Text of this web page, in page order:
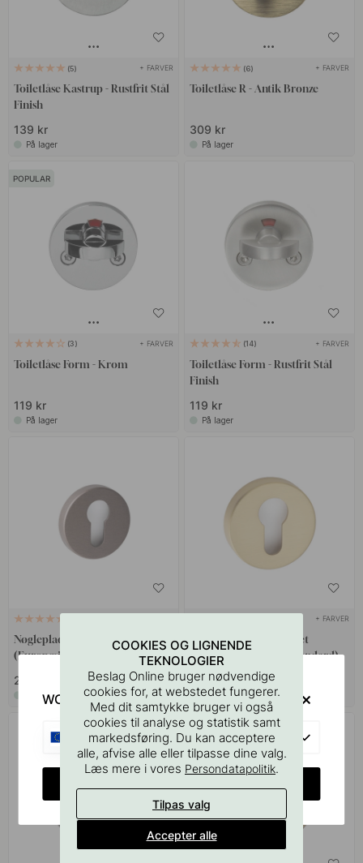
5 + FARVER
Toiletlåse Kastrup - Rustfrit Stål
Finish
139 kr
På lager
6 + FARVER
Toiletlåse R - Antik Bronze
309 kr
På lager
POPULAR
3 + FARVER
Toiletlåse Form - Krom
119 kr
På lager
14 + FARVER
Toiletlåse Form - Rustfrit Stål
Finish
119 kr
På lager
Nøgleplade R-E - Mørk Bronze
(Europæisk standard)
229 kr
På lager
+ FARVER
Nøgleplade R-E - Børstet
Messing (Europæisk standard)
209 kr
På lager
COOKIES OG LIGNENDE
TEKNOLOGIER
Beslag Online bruger nødvendige
cookies for, at webstedet fungerer.
Med dit samtykke bruger vi også
cookies til analyse og statistik samt
markedsføring. Du kan acceptere
alle, afvise alle eller tilpasse dine valg.
Læs mere i vores Persondatapolitik.
Tilpas valg
Accepter alle
WOULD YOU RATHER VISIT?
EU